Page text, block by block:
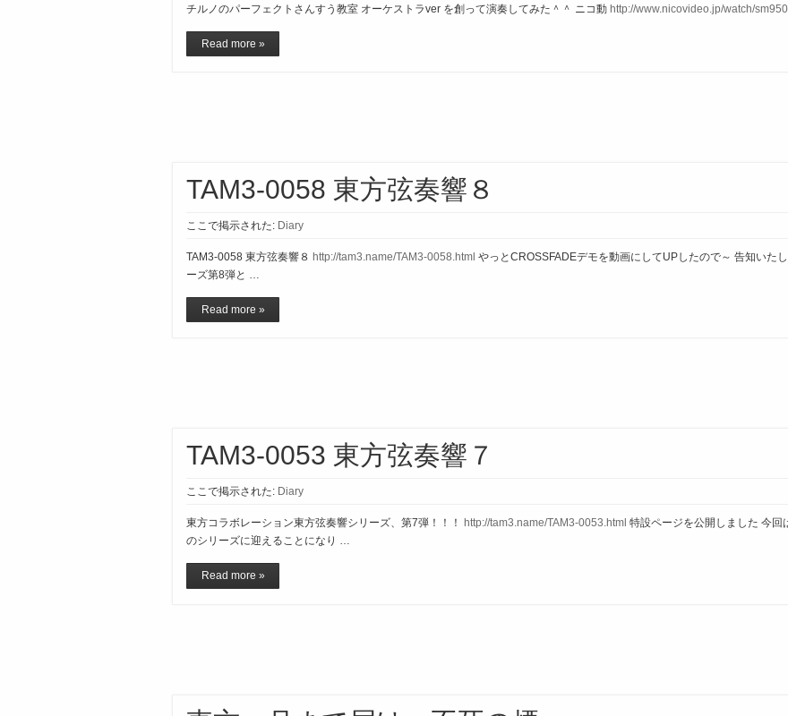
チルノのパーフェクトさんすう教室 オーケストラver を創って演奏してみた＾＾ ニコ動 http://www.nicovideo.jp/watch/
Read more »
TAM3-0058 東方弦奏響８
ここで掲示された: Diary
TAM3-0058 東方弦奏響８ http://tam3.name/TAM3-0058.html やっとCROSSFADEデモを動画にしてUPしたので～ 告知いた
ーズ第8弾と …
Read more »
TAM3-0053 東方弦奏響７
ここで掲示された: Diary
東方コラボレーション東方弦奏響シリーズ、第7弾！！！ http://tam3.name/TAM3-0053.html 特設ページを公開しました 今回
のシリーズに迎えることになり …
Read more »